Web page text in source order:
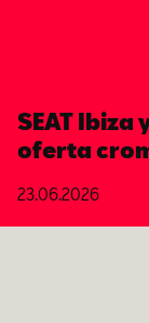
SEAT Ibiza
oferta
23.06.2026